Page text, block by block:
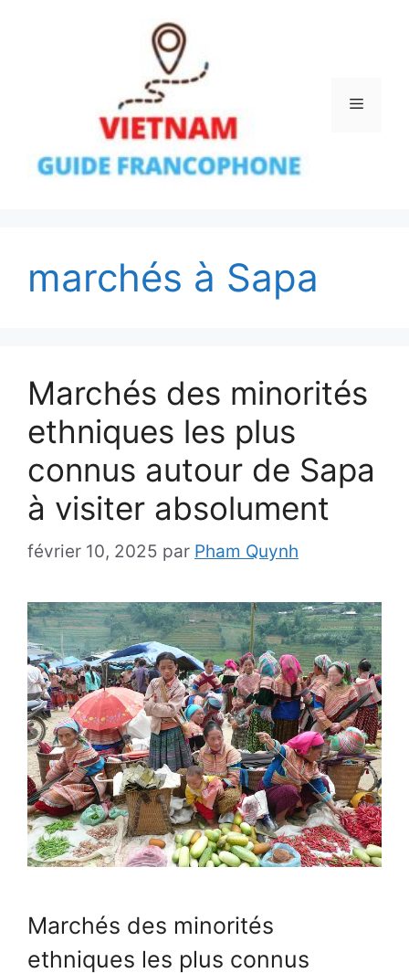
Menu
marchés à Sapa
Marchés des minorités
ethniques les plus
connus autour de Sapa
à visiter absolument
février 10, 2025 par Pham Quynh
Marchés des minorités
ethniques les plus connus